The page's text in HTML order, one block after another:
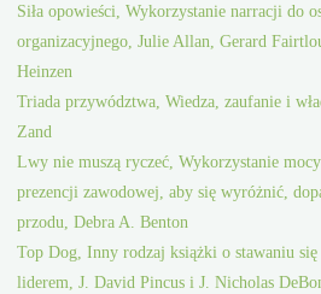
Siła opowieści, Wykorzystanie narracji do
organizacyjnego, Julie Allan, Gerard
Heinzen
Triada przywództwa, Wiedza, zaufanie i
Zand
Lwy nie muszą ryczeć, Wykorzystanie
prezencji zawodowej, aby się wyróżnić,
przodu, Debra A. Benton
Top Dog, Inny rodzaj książki o stawaniu się
liderem, J. David Pincus i J. Nicholas